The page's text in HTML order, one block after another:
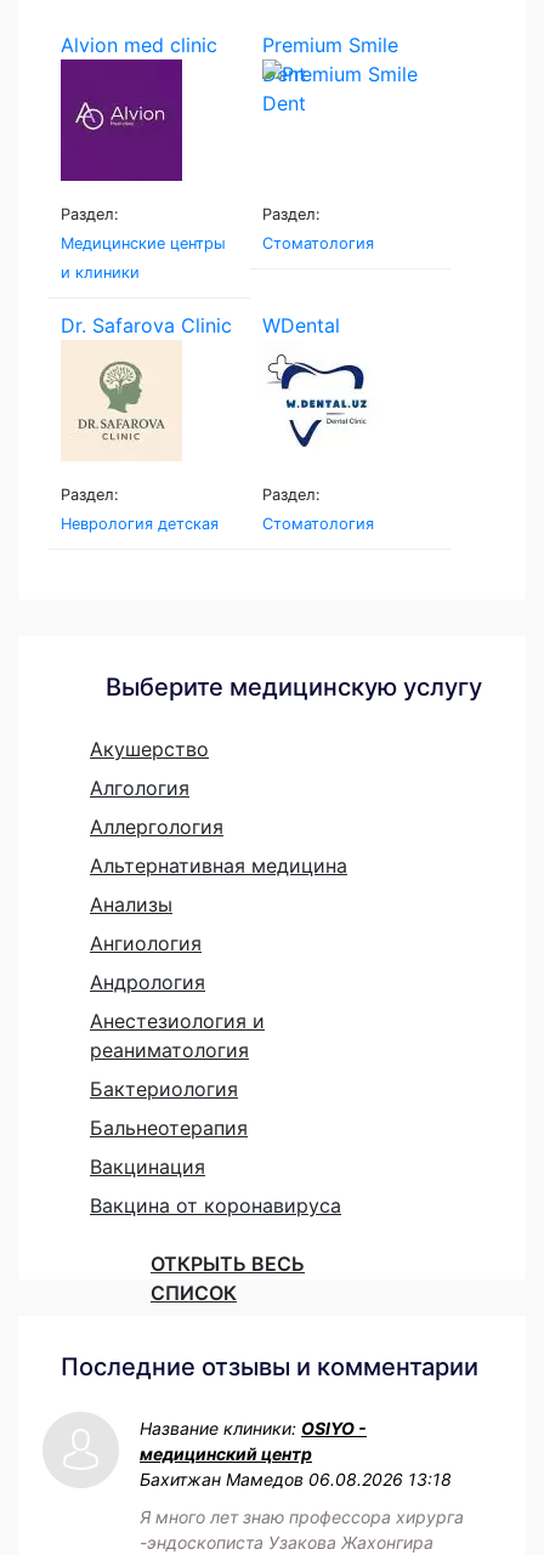
Alvion med clinic
Раздел:
Медицинские центры
и клиники
Premium Smile
Dent
Раздел:
Стоматология
Dr. Safarova Clinic
Раздел:
Неврология детская
WDental
Раздел:
Стоматология
Выберите медицинскую услугу
Акушерство
Алгология
Аллергология
Альтернативная медицина
Анализы
Ангиология
Андрология
Анестезиология и
реаниматология
Бактериология
Бальнеотерапия
Вакцинация
Вакцина от коронавируса
ОТКРЫТЬ ВЕСЬ
СПИСОК
Последние отзывы и комментарии
Название клиники: OSIYO -
медицинский центр
Бахитжан Мамедов 06.08.2026 13:18
Я много лет знаю профессора хирурга
-эндоскописта Узакова Жахонгира